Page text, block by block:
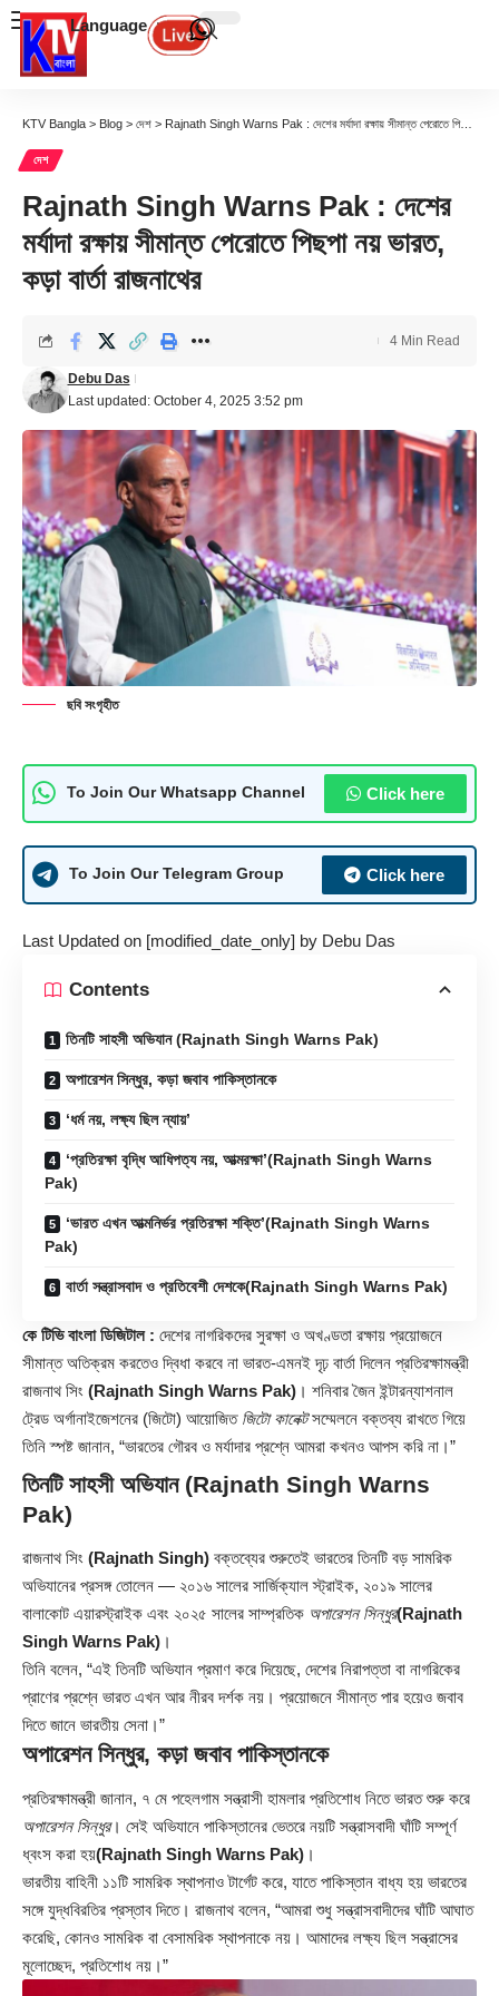
Language
KTV Bangla > Blog > দেশ > Rajnath Singh Warns Pak : দেশের মর্যাদা রক্ষায় সীমান্ত পেরোতে পিছপা নয় ভারত, কড়া বার্তা রাজনাথের
দেশ
Rajnath Singh Warns Pak : দেশের
মর্যাদা রক্ষায় সীমান্ত পেরোতে পিছপা নয় ভারত,
কড়া বার্তা রাজনাথের
Last updated: October 4, 2025 3:52 pm
Debu Das
4 Min Read
ছবি সংগৃহীত
To Join Our Whatsapp Channel Click here
To Join Our Telegram Group Click here
Last Updated on [modified_date_only] by Debu Das
Contents
তিনটি সাহসী অভিযান (Rajnath Singh Warns Pak)
অপারেশন সিন্ধুর, কড়া জবাব পাকিস্তানকে
‘ধর্ম নয়, লক্ষ্য ছিল ন্যায়’
‘প্রতিরক্ষা বৃদ্ধি আধিপত্য নয়, আত্মরক্ষা’(Rajnath Singh Warns
Pak)
‘ভারত এখন আত্মনির্ভর প্রতিরক্ষা শক্তি’(Rajnath Singh Warns
Pak)
বার্তা সন্ত্রাসবাদ ও প্রতিবেশী দেশকে(Rajnath Singh Warns Pak)
কে টিভি বাংলা ডিজিটাল : দেশের নাগরিকদের সুরক্ষা ও অখণ্ডতা রক্ষায় প্রয়োজনে
সীমান্ত অতিক্রম করতেও দ্বিধা করবে না ভারত-এমনই দৃঢ় বার্তা দিলেন প্রতিরক্ষামন্ত্রী
রাজনাথ সিং (Rajnath Singh Warns Pak) । শনিবার জৈন ইন্টারন্যাশনাল
ট্রেড অর্গানাইজেশনের (জিটো) আয়োজিত জিটো কানেক্টসম্মেলনে বক্তব্য রাখতে গিয়ে
তিনি স্পষ্ট জানান, “ভারতের গৌরব ও মর্যাদার প্রশ্নে আমরা কখনও আপস করি না।”
তিনটিসাহসী অভিযান (Rajnath Singh Warns
Pak)
রাজনাথ সিং (Rajnath Singh) বক্তব্যের শুরুতেই ভারতের তিনটি বড় সামরিক
অভিযানের প্রসঙ্গ তোলেন — ২০১৬ সালের সার্জিক্যাল স্ট্রাইক, ২০১৯ সালের
বালাকোট এয়ারস্ট্রাইক এবং ২০২৫ সালের সাম্প্রতিক অপারেশন সিন্ধুর(Rajnath
Singh Warns Pak) ।
তিনি বলেন, “এই তিনটি অভিযান প্রমাণ করে দিয়েছে, দেশের নিরাপত্তা বা নাগরিকের
প্রাণের প্রশ্নে ভারত এখন আর নীরব দর্শক নয়। প্রয়োজনে সীমান্ত পার হয়েও জবাব
দিতে জানে ভারতীয় সেনা।”
অপারেশন সিন্ধুর, কড়া জবাব পাকিস্তানকে
প্রতিরক্ষামন্ত্রী জানান, ৭ মে পহেলগাম সন্ত্রাসী হামলার প্রতিশোধ নিতে ভারত শুরু করে
অপারেশন সিন্ধুর। সেই অভিযানে পাকিস্তানের ভেতরে নয়টি সন্ত্রাসবাদী ঘাঁটি সম্পূর্ণ
ধ্বংস করা হয়(Rajnath Singh Warns Pak) ।
ভারতীয় বাহিনী ১১টি সামরিক স্থাপনাও টার্গেট করে, যাতে পাকিস্তান বাধ্য হয় ভারতের
সঙ্গে যুদ্ধবিরতির প্রস্তাব দিতে। রাজনাথ বলেন, “আমরা শুধু সন্ত্রাসবাদীদের ঘাঁটি আঘাত
করেছি, কোনও সামরিক বা বেসামরিক স্থাপনাকে নয়। আমাদের লক্ষ্য ছিল সন্ত্রাসের
মূলোচ্ছেদ, প্রতিশোধ নয়।”